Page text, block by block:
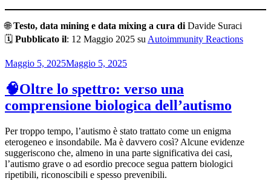
🌐Testo, data mining e data mixing a cura diDavide Suraci
🗓️ Pubblicato il: 12 Maggio 2025 suAutoimmunity Reactions
Pubblicato
Maggio 5, 2025Maggio 5, 2025
🧠Oltre lo spettro: verso una
comprensione biologica dell’autismo
Per troppo tempo, l’autismo è stato trattato come un enigma
eterogeneo e insondabile. Ma è davvero così? Alcune evidenze
suggeriscono che, almeno in una parte significativa dei casi,
l’autismo grave o ad esordio precoce segua pattern biologici
ripetibili, riconoscibili e spesso prevenibili.